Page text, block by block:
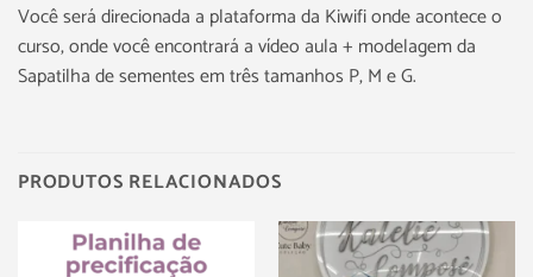
Você será direcionada a plataforma da Kiwifi onde acontece o
curso, onde você encontrará a vídeo aula + modelagem da
Sapatilha de sementes em três tamanhos P, M e G.
PRODUTOS RELACIONADOS